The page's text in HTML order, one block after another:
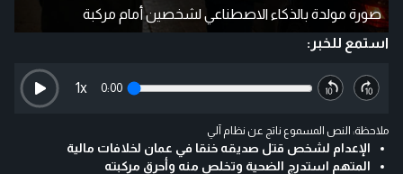
صورة مولدة بالذكاء الاصطناعي لشخصين أمام مركبة
استمع للخبر:
0:00
1x
ملاحظة: النص المسموع ناتج عن نظام آلي
الإعدام لشخص قتل صديقه خنقا في عمان لخلافات مالية
المتهم استدرج الضحية وتخلص منه وأحرق مركبته